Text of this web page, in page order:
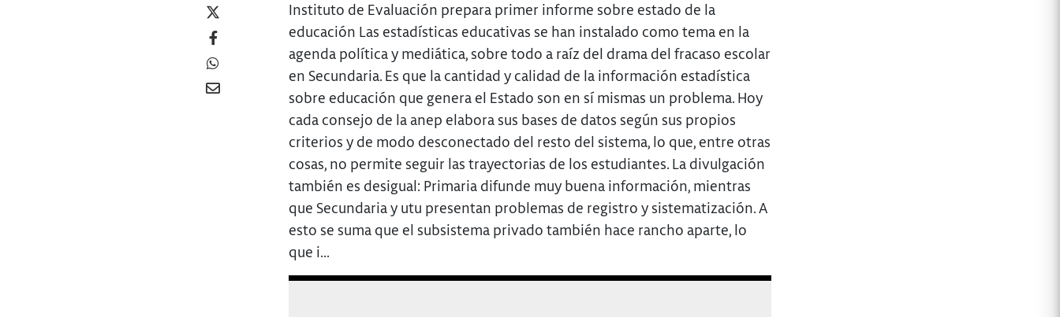
Instituto de Evaluación prepara primer informe sobre estado de la
educación Las estadísticas educativas se han instalado como tema en la
agenda política y mediática, sobre todo a raíz del drama del fracaso escolar
en Secundaria. Es que la cantidad y calidad de la información estadística
sobre educación que genera el Estado son en sí mismas un problema. Hoy
cada consejo de la anep elabora sus bases de datos según sus propios
criterios y de modo desconectado del resto del sistema, lo que, entre otras
cosas, no permite seguir las trayectorias de los estudiantes. La divulgación
también es desigual: Primaria difunde muy buena información, mientras
que Secundaria y utu presentan problemas de registro y sistematización. A
esto se suma que el subsistema privado también hace rancho aparte, lo
que i...